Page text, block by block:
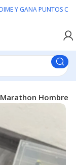
Y GANA PUNTOS
Hombre